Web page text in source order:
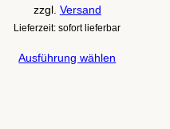
bis
55,99 €
zzgl. Versand
Lieferzeit: sofort lieferbar
Ausführung wählen